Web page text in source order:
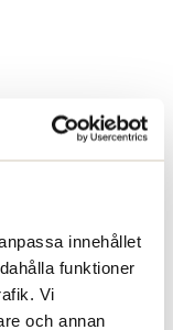
innehållet
funktioner
Vi
och annan